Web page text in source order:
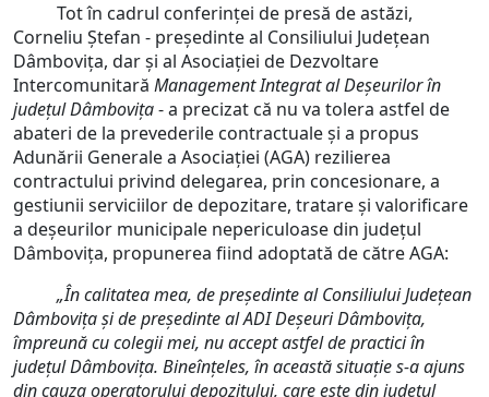
Tot în cadrul conferinței de presă de astăzi,
Corneliu Ștefan - președinte al Consiliului Județean
Dâmbovița, dar și al Asociației de Dezvoltare
Intercomunitară Management Integrat al Deșeurilor în
județul Dâmbovița- a precizat că nu va tolera astfel de
abateri de la prevederile contractuale și a propus
Adunării Generale a Asociației (AGA) rezilierea
contractului privind delegarea, prin concesionare, a
gestiunii serviciilor de depozitare, tratare și valorificare
a deșeurilor municipale nepericuloase din județul
Dâmbovița, propunerea fiind adoptată de către AGA:
„În calitatea mea, de președinte al Consiliului Județean
Dâmbovița și de președinte al ADI Deșeuri Dâmbovița,
împreună cu colegii mei, nu accept astfel de practici în
județul Dâmbovița. Bineînțeles, în această situație s-a ajuns
din cauza operatorului depozitului, care este din județul